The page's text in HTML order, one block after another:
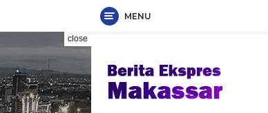
content
MENU
close